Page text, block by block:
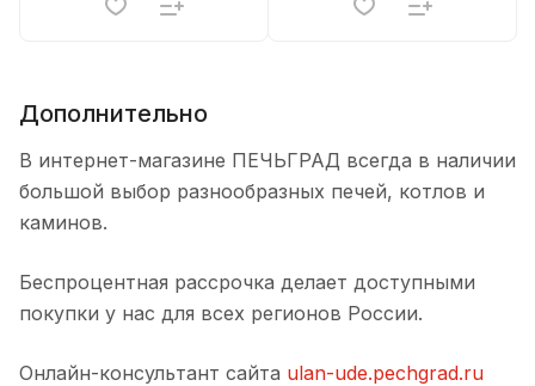
Дополнительно
В интернет-магазине ПЕЧЬГРАД всегда в наличии
большой выбор разнообразных печей, котлов и
каминов.
Беспроцентная рассрочка делает доступными
покупки у нас для всех регионов России.
Онлайн-консультант сайта ulan-ude.pechgrad.ru